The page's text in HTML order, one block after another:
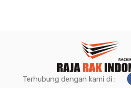
Terhubung dengan kami di :